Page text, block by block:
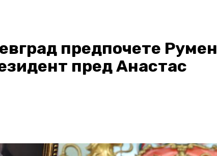
предпочете Румен
пред Анастас